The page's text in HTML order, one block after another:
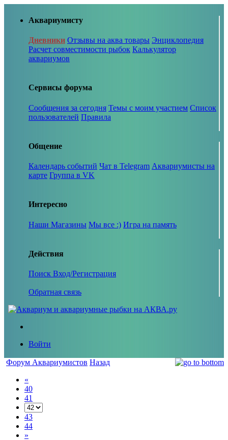
Аквариумисту
Дневники Отзывы на аква товары Энциклопедия
Расчет совместимости рыбок Калькулятор
аквариумов
Сервисы форума
Сообщения за сегодня Темы с моим участием Список
пользователей Правила
Общение
Календарь событий Чат в Telegram Аквариумисты на
карте Группа в VK
Интересно
Наши Магазины Мы все :) Игра на память
Действия
Поиск Вход/Регистрация
Обратная связь
Войти
Форум Аквариумистов Назад
«
40
41
43
44
»